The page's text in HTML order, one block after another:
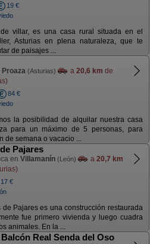
19 €
villar, es una casa rural situada en el
Asturias en plena naturaleza, que te
de paisajes ...
Proaza (Asturias) a 20,6 km de
84 €
la posibilidad de alquilar nuestra casa
para un máximo de 5 personas, para
de semana o vacacio ...
Pajares
en Villamanín (León) a 20,7 km
17 €
de Pajares es una construcción restaurada
fue primero vivienda y luego cuadra
animales. En la ...
Real Senda del Oso